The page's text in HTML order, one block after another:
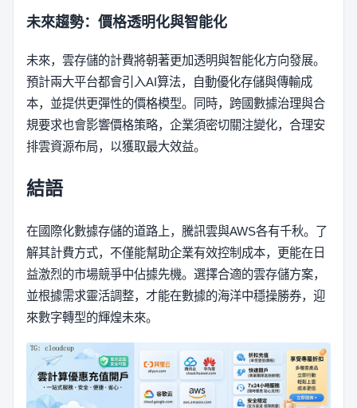
未來趨勢：價格透明化與智能化
未來，雲存儲的計費將朝著更加透明與智能化方向發展。
預計兩大平台都會引入AI算法，自動優化存儲與傳輸成
本，並提供更彈性的價格模型。同時，跨國數據治理與合
規要求也會影響價格策略，企業須密切關注變化，合理安
排雲資源布局，以獲取最大效益。
結語
在國際化數據存儲的道路上，騰訊雲與AWS各有千秋。了
解其計費方式，不僅能幫助企業有效控制成本，更能在日
益激烈的市場競爭中佔據先機。選擇合適的雲存儲方案，
並根據需求靈活調整，才能在數據的海洋中穩操勝券，迎
來數字轉型的輝煌未來。